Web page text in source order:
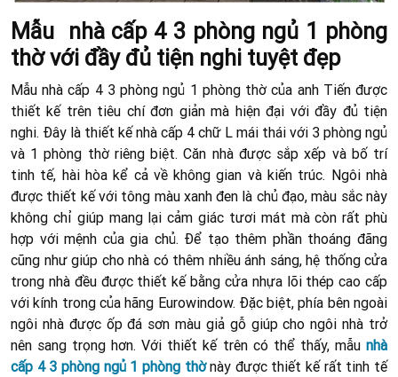
Mẫu nhà cấp 4 3 phòng ngủ 1 phòng
thờ với đầy đủ tiện nghi tuyệt đẹp
Mẫu nhà cấp 4 3 phòng ngủ 1 phòng thờ của anh Tiến được
thiết kế trên tiêu chí đơn giản mà hiện đại với đầy đủ tiện
nghi. Đây là thiết kế nhà cấp 4 chữ L mái thái với 3 phòng ngủ
và 1 phòng thờ riêng biệt. Căn nhà được sắp xếp và bố trí
tinh tế, hài hòa kể cả về không gian và kiến trúc. Ngôi nhà
được thiết kế với tông màu xanh đen là chủ đạo, màu sắc này
không chỉ giúp mang lại cảm giác tươi mát mà còn rất phù
hợp với mệnh của gia chủ. Để tạo thêm phần thoáng đãng
cũng như giúp cho nhà có thêm nhiều ánh sáng, hệ thống cửa
trong nhà đều được thiết kế bằng cửa nhựa lõi thép cao cấp
với kính trong của hãng Eurowindow. Đặc biệt, phía bên ngoài
ngôi nhà được ốp đá sơn màu giả gỗ giúp cho ngôi nhà trở
nên sang trọng hơn. Với thiết kế trên có thể thấy, mẫu nhà
cấp 4 3 phòng ngủ 1 phòng thờ này được thiết kế rất tinh tế